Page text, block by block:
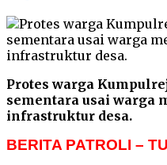
Protes warga
sementara usai warga
infrastruktur desa.
BERITA PATROLI –